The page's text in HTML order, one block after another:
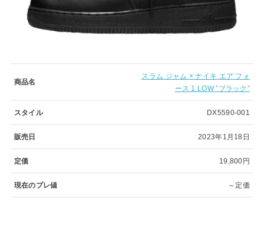
商品名
スラム ジャム × ナイキ エア フォ
ース 1 LOW ”ブラック”
スタイル DX5590-001
販売日 2023年1月18日
定価 19,800円
現在のプレ値 ～定価